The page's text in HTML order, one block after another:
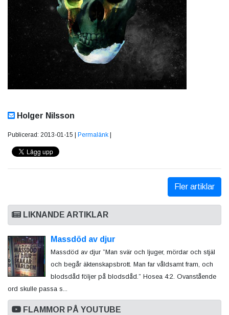
Holger Nilsson
Publicerad: 2013-01-15 | Permalänk
Fler artiklar
LIKNANDE ARTIKLAR
Massdöd av djur
Massdöd av djur ”Man svär och ljuger, mördar och stjäl
och begår äktenskapsbrott. Man far våldsamt fram, och
blodsdåd följer på blodsdåd.” Hosea 4:2. Ovanstående
ord skulle passa s...
FLAMMOR PÅ YOUTUBE